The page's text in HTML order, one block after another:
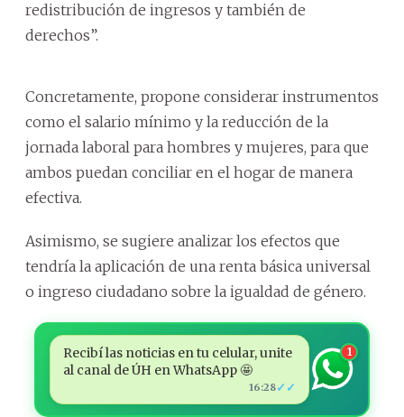
redistribución de ingresos y también de
derechos”.
Concretamente, propone considerar instrumentos
como el salario mínimo y la reducción de la
jornada laboral para hombres y mujeres, para que
ambos puedan conciliar en el hogar de manera
efectiva.
Asimismo, se sugiere analizar los efectos que
tendría la aplicación de una renta básica universal
o ingreso ciudadano sobre la igualdad de género.
Recibí las noticias en tu celular, unite
al canal de ÚH en WhatsApp 🤩
16:28✓✓
1